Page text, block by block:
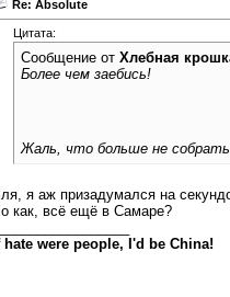
Re: Absolute
Цитата:
Сообщение от Хлебная
Более чем заебись!
Жаль, что больше не
я аж призадумался на
как, всё ещё в Самаре?
hate were people, I'd be China!